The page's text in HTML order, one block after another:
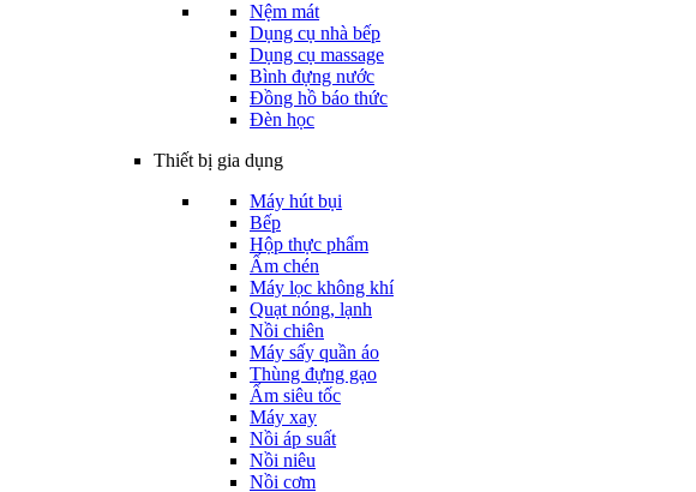
Nệm mát
Dụng cụ nhà bếp
Dụng cụ massage
Bình đựng nước
Đồng hồ báo thức
Đèn học
Thiết bị gia dụng
Máy hút bụi
Bếp
Hộp thực phẩm
Ấm chén
Máy lọc không khí
Quạt nóng, lạnh
Nồi chiên
Máy sấy quần áo
Thùng đựng gạo
Ấm siêu tốc
Máy xay
Nồi áp suất
Nồi niêu
Nồi cơm